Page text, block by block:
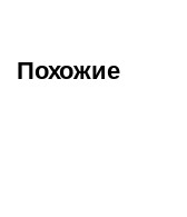
Похожие